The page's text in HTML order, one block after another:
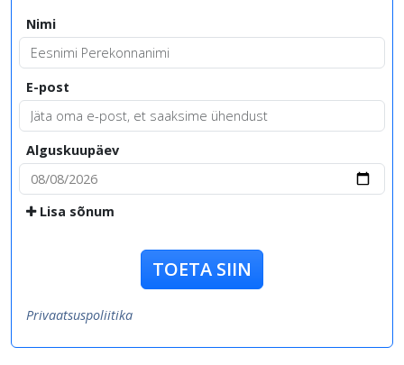
Nimi
E-post
Alguskuupäev
Lisa sõnum
TOETA SIIN
Privaatsuspoliitika